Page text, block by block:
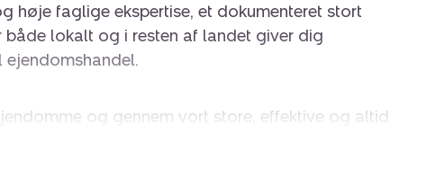
høje faglige ekspertise, et dokumenteret stort
lokalt og i resten af landet giver dig
ejendomshandel.
og gennem vort store, effektive og altid